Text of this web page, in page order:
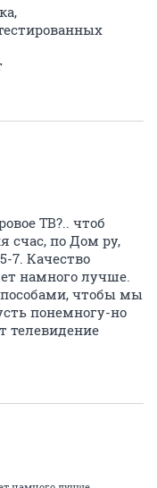
ТВ?.. чтоб
счас, по Дом ру,
7. Качество
намного лучше.
чтобы мы
понемногу-но
телевидение